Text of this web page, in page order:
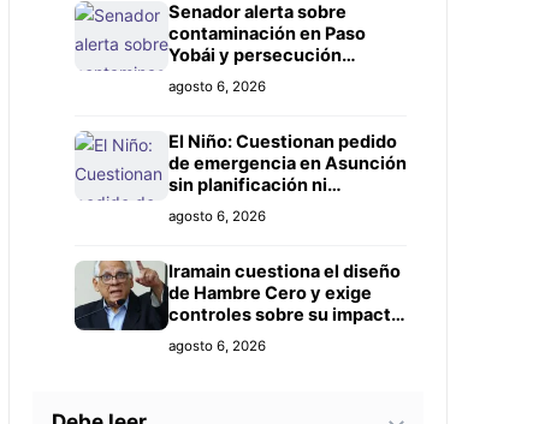
Senador alerta sobre
contaminación en Paso
Yobái y persecución
política contra Miguel
Prieto
agosto 6, 2026
El Niño: Cuestionan pedido
de emergencia en Asunción
sin planificación ni
controles claros
agosto 6, 2026
Iramain cuestiona el diseño
de Hambre Cero y exige
controles sobre su impacto
agosto 6, 2026